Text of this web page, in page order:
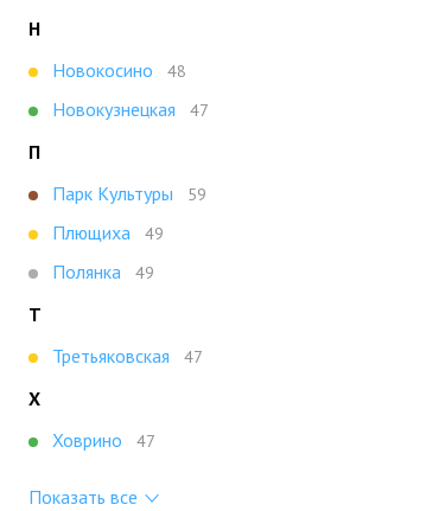
Н
Новокосино
48
Новокузнецкая 47
П
Парк Культуры
59
Плющиха 49
Полянка 49
Т
Третьяковская
47
Х
Ховрино
47
Показать все